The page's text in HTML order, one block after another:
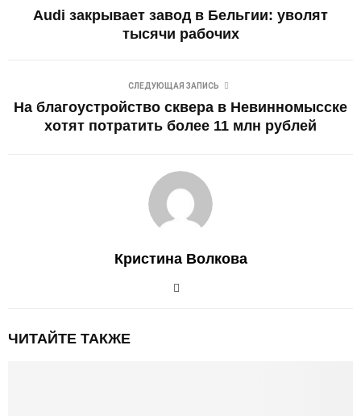
Audi закрывает завод в Бельгии: уволят
тысячи рабочих
СЛЕДУЮЩАЯ ЗАПИСЬ
На благоустройство сквера в Невинномысске
хотят потратить более 11 млн рублей
Кристина Волкова
ЧИТАЙТЕ ТАКЖЕ